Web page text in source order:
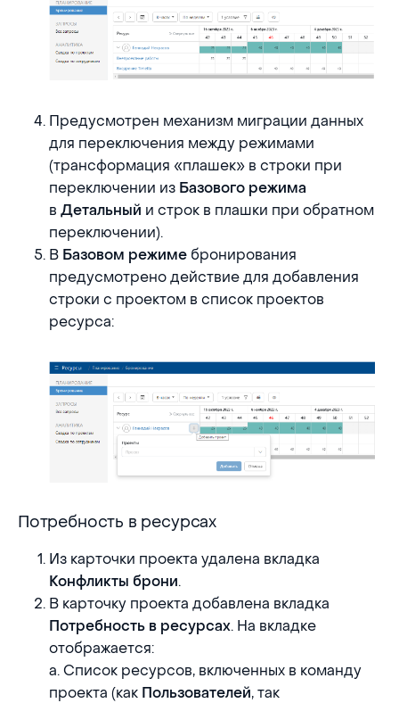
Предусмотрен механизм миграции данных
для переключения между режимами
(трансформация «плашек» в строки при
переключении из Базового режима
вДетальный и строк в плашки при обратном
переключении).
В Базовом режиме бронирования
предусмотрено действие для добавления
строки с проектом в список проектов
ресурса:
Потребность в ресурсах
Потребность в ресурсах
Из карточки проекта удалена вкладка
Конфликты брони.
В карточку проекта добавлена вкладка
Потребность в ресурсах. На вкладке
отображается:
a. Список ресурсов, включенных в команду
проекта (как Пользователей, так